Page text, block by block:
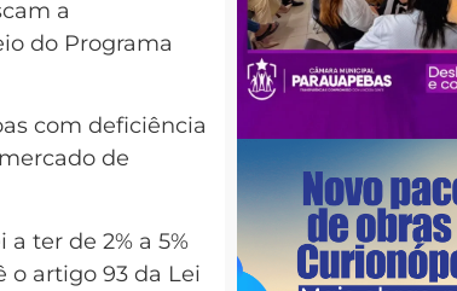
a
do Programa
com deficiência
de
ter de 2% a 5%
o artigo 93 da Lei